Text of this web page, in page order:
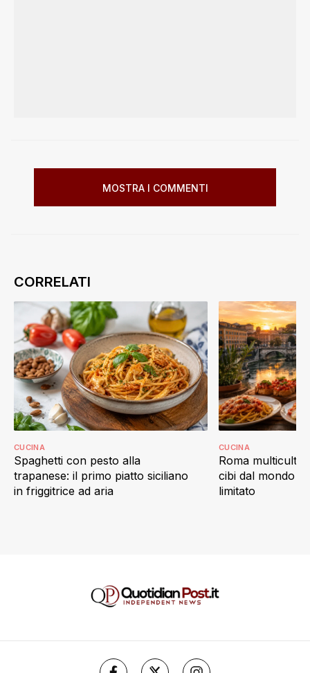
MOSTRA I COMMENTI
Spaghetti con pesto alla
trapanese: il primo piatto siciliano
in friggitrice ad aria
CUCINA
Roma
cibi dal mondo
limitato
CUCINA